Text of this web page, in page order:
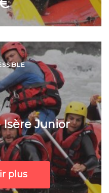
Junior
plus